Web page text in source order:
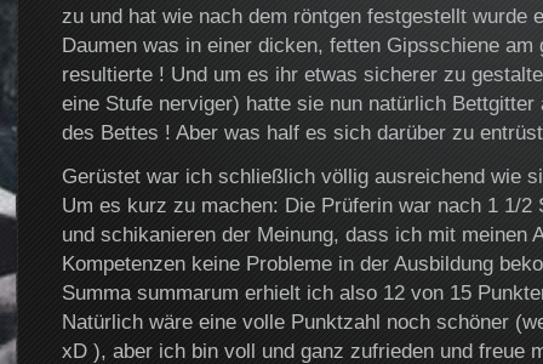
zu und hat wie nach dem röntgen festgestellt wurde
Daumen was in einer dicken, fetten Gipsschiene am
resultierte ! Und um es ihr etwas sicherer zu
eine Stufe nerviger) hatte sie nun natürlich Bettgitter
des Bettes ! Aber was half es sich darüber zu
Gerüstet war ich schließlich völlig ausreichend wie
Um es kurz zu machen: Die Prüferin war nach 1 1/2
und schikanieren der Meinung, dass ich mit meinen
Kompetenzen keine Probleme in der Ausbildung
Summa summarum erhielt ich also 12 von 15
Natürlich wäre eine volle Punktzahl noch schöner
xD ), aber ich bin voll und ganz zufrieden und freue